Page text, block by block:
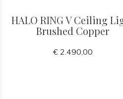
HALO RING V Ceiling
Brushed Copper
€ 2.490,00